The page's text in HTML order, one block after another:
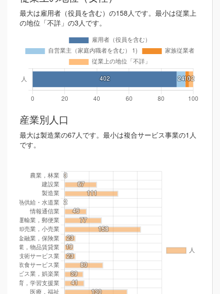
最大は雇用者（役員を含む）の158人です。最小は従業上
の地位「不詳」の3人です。
産業別人口
最大は製造業の67人です。最小は複合サービス事業の1人
です。